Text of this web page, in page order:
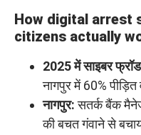
How digital arrest
citizens actually
2025 में साइबर
नागपुर में 60% पीड़ित
नागपुर:सतर्क बैंक
की बचत गंवाने से